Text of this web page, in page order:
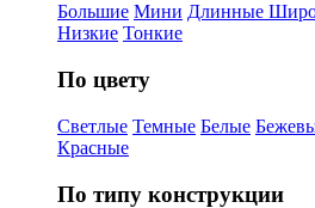
Большие Мини Длинные
Низкие Тонкие
По цвету
Светлые Темные Белые
Красные
По типу конструкции